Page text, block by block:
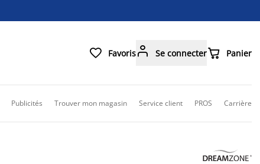
 Favoris Se connecter Panier
Publicités Trouver mon magasin Service client PROS Carrière